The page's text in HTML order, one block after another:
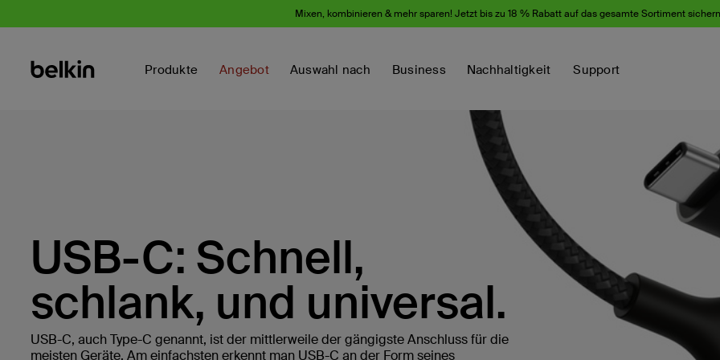
Mixen, kombinieren & mehr sparen! Jetzt bis zu 18 % Rabatt auf das gesamte Sortiment
Produkte Angebot Auswahl nach Business Nachhaltigkeit Support
USB-C: Schnell,
schlank, und universal.
USB-C, auch Type-C genannt, ist der mittlerweile der gängigste Anschluss für die
meisten Geräte. Am einfachsten erkennt man USB-C an der Form seines